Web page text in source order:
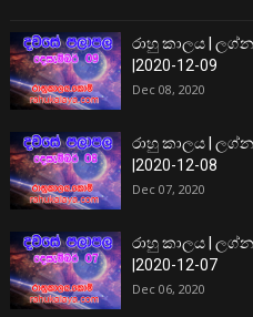
රාහු කාලය | ලග්න
|2020-12-09
Dec 08, 2020
රාහු කාලය | ලග්න
|2020-12-08
Dec 07, 2020
රාහු කාලය | ලග්න
|2020-12-07
Dec 06, 2020